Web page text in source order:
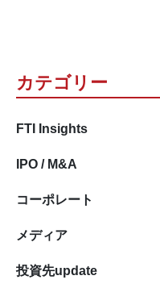
カテゴリー
FTI Insights
IPO / M&A
コーポレート
メディア
投資先update